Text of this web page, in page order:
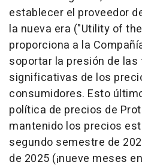
establecer el proveedor
la nueva era ("Utility of
proporciona a la
soportar la presión de
significativas de los
consumidores. Esto
política de precios de
mantenido los precios
segundo semestre de
de 2025 (¡nueve meses